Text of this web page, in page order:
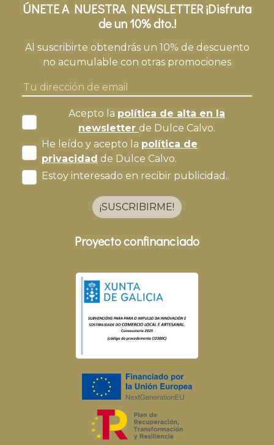
ÚNETE A NUESTRA NEWSLETTER ¡Disfruta
de un 10% dto.!
Al suscribirte obtendrás un 10% de descuento
no acumulable con otras promociones
Acepto la política de alta en la
newsletter de Dulce Calvo.
He leído y acepto la política de
privacidad de Dulce Calvo.
Estoy interesado en recibir publicidad.
¡SUSCRIBIRME!
Proyecto confinanciado